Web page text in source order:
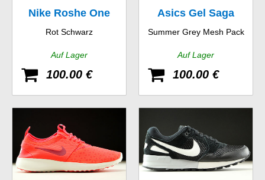
Nike Roshe One
Hyp
Rot Schwarz
Auf Lager
100.00 €
Asics Gel Saga
Summer Grey Mesh Pack
Auf Lager
100.00 €